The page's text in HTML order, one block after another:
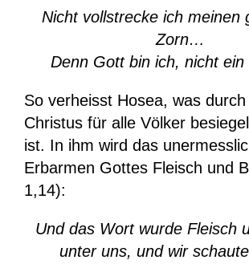
Nicht vollstrecke ich meinen
Zorn…
Denn Gott bin ich, nicht ein
So verheisst Hosea, was
Christus für alle Völker
ist. In ihm wird das
Erbarmen Gottes Fleisch und
1,14):
Und das Wort wurde Fleisch
unter uns, und wir